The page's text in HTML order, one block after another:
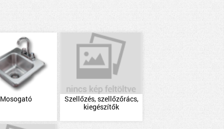
Mosogató
Szellőzés, szellőzőrács,
kiegészítők